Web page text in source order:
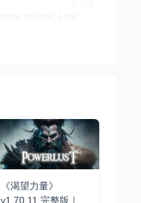
《渴望力量》
v1.70.11 完整版｜开